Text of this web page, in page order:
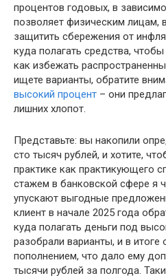
процентов годовых, в
позволяет физическим лицам,
защитить сбережения от
куда полагать средства,
как избежать
ищете варианты, обратите
высокий процент – они
лишних хлопот.
Представьте: вы накопили
сто тысяч рублей, и хотите,
практике как практикующего
стажем в банковской сфере я
упускают выгодные
клиент в начале 2025 года
куда полагать деньги под
разобрали варианты, и в
пополнением, что дало ему
тысячи рублей за полгода.